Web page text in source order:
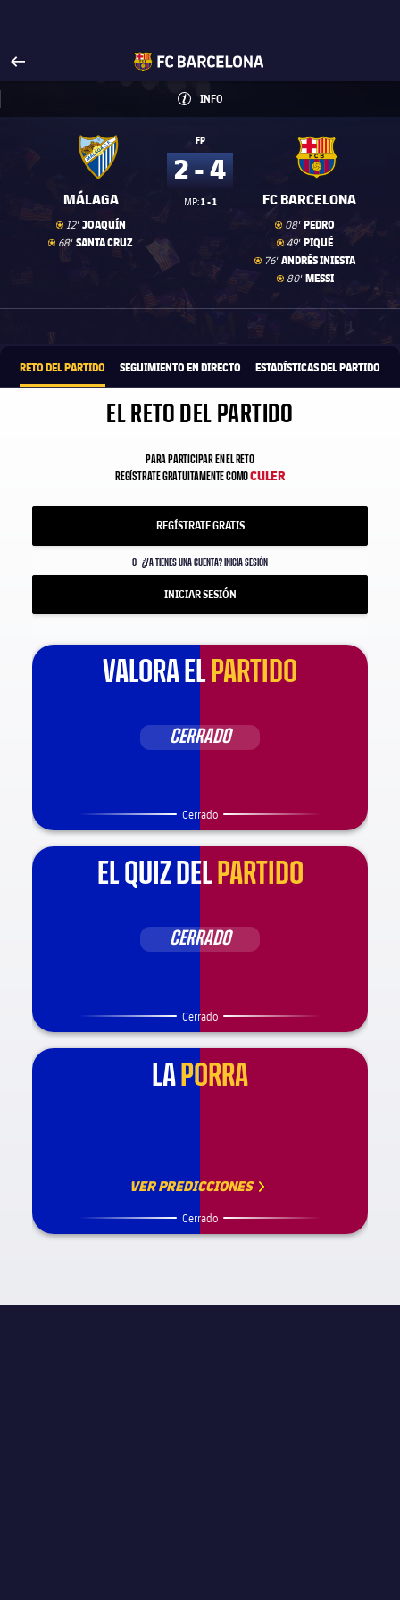
Visita FCBarcelona.es
arrow-right
fcbarcelona-with-name
INFO
INFORMACIÓN
INFO
MÁLAGA
Golgoal
12' JOAQUÍN
Golgoal
68' SANTA CRUZ
FP
2 - 4
MP:1 - 1 FC BARCELONA
Golgoal
08' PEDRO
Golgoal
49' PIQUÉ
Golgoal
76' ANDRÉS INIESTA
Golgoal
80' MESSI
RETO DEL PARTIDO SEGUIMIENTO EN DIRECTO ESTADÍSTICAS DEL PARTIDO
EL RETO DEL PARTIDO
PARA PARTICIPAR EN EL RETO
REGÍSTRATE GRATUITAMENTE COMOCULER
REGÍSTRATE GRATIS
O ¿YA TIENES UNA CUENTA? INICIA SESIÓN
INICIAR SESIÓN
VALORA EL PARTIDO
CERRADO
Cerrado
EL QUIZ DEL PARTIDO
CERRADO
Cerrado
LA PORRA
VER PREDICCIONES
Cerrado